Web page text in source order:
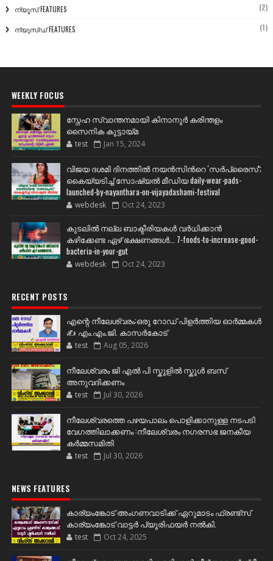
ന്യൂസ് FEATURES (2)
ന്യൂസ്ഡ് FEATURES (1)
WEEKLY FOCUS
സ്നേഹ സ്വാന്തനമായി കിനാനൂർ കരിന്തളം
സൈനിക കൂട്ടായ്മ
test Jan 15, 2024
വിജയ ദശമി ദിനത്തില്‍ നയന്‍സിന്‍റെ 'സര്‍പ്രൈസ്';
കൈയ്യടിച്ച് സോഷ്യല്‍ മീഡിയ daily-wear-pads-
launched-by-nayanthara-on-vijayadashami-festival
webdesk Oct 24, 2023
കുടലിൽ നല്ല ബാക്ടീരിയകൾ വര്‍ധിക്കാന്‍
കഴിക്കേണ്ട ഏഴ് ഭക്ഷണങ്ങള്‍... 7-foods-to-increase-good-
bacteria-in-your-gut
webdesk Oct 24, 2023
RECENT POSTS
എന്റെ നീലേശ്വരം:ഒരു റോഡ് പിളർത്തിയ ഓർമ്മകൾ
✍️ എം.എം.ജി. കാസർകോട്
test Aug 05, 2026
നീലേശ്വരം ജി എൽ പി സ്കൂളിൽ സ്കൂൾ ബസ്
അനുവദിക്കണം
test Jul 30, 2026
നീലേശ്വരത്തെ പഴയപാലം പൊളിക്കാനുള്ള നടപടി
വേഗത്തിലാക്കണം :നീലേശ്വരം നഗരസഭ ജനകീയ
കർമ്മസമിതി
test Jul 30, 2026
NEWS FEATURES
കാര്യംങ്കോട് അംഗണവാടിക്ക് ഏറുമാടം ഫ്രണ്ട്സ്
കാര്യംങ്കോട് വാട്ടർ പ്യൂരിഫയർ നൽകി.
test Oct 24, 2025